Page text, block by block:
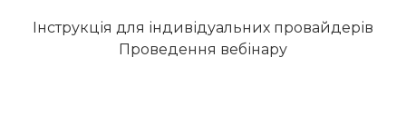
Інструкція для індивідуальних провайдерів
Проведення вебінару